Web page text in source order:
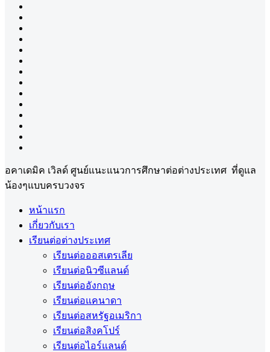
อคาเดมิค เวิลด์ ศูนย์แนะแนวการศึกษาต่อต่างประเทศ ที่ดูแล
น้องๆแบบครบวงจร
หน้าแรก
เกี่ยวกับเรา
เรียนต่อต่างประเทศ
เรียนต่อออสเตรเลีย
เรียนต่อนิวซีแลนด์
เรียนต่ออังกฤษ
เรียนต่อแคนาดา
เรียนต่อสหรัฐอเมริกา
เรียนต่อสิงคโปร์
เรียนต่อไอร์แลนด์